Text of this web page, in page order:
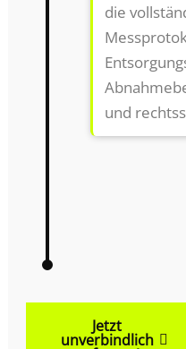
die
und
Jetzt
unverbindlich